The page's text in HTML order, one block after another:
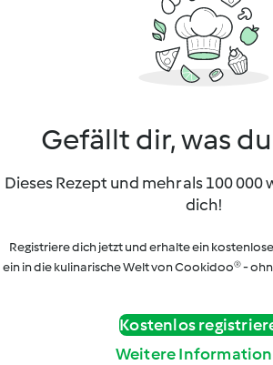
Gefällt dir, was
Dieses Rezept und mehr als 100
dich!
Registriere dich jetzt und erhalte ein
ein in die kulinarische Welt von Cookidoo® -
Kostenlos
Weitere